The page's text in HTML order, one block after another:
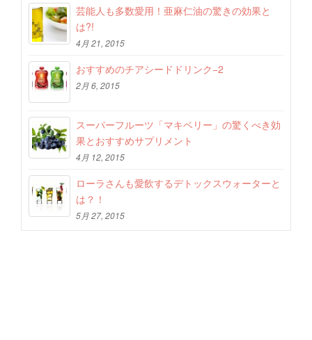
芸能人も多数愛用！亜麻仁油の驚きの効果と
は?!
4月 21, 2015
おすすめのチアシードドリンク−2
2月 6, 2015
スーパーフルーツ「マキベリー」の驚くべき効
果とおすすめサプリメント
4月 12, 2015
ローラさんも愛飲するデトックスウォーターと
は？！
5月 27, 2015